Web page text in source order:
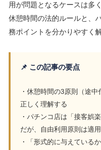
用が問題となるケースは多
休憩時間の法的ルールと、
務ポイントを分かりやすく
📌 この記事の要点
・休憩時間の3原則（途
正しく理解する
・パチンコ店は「接客娯
だが、自由利用原則は適
・「形式的に与えている